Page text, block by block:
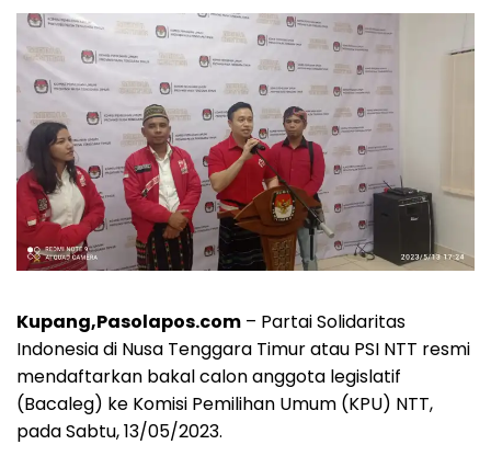
Kupang,Pasolapos.com – Partai Solidaritas
Indonesia di Nusa Tenggara Timur atau PSI NTT resmi
mendaftarkan bakal calon anggota legislatif
(Bacaleg) ke Komisi Pemilihan Umum (KPU) NTT,
pada Sabtu, 13/05/2023.